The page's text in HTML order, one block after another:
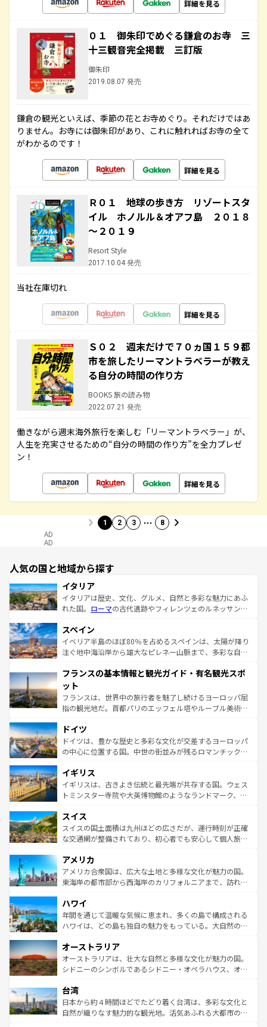
詳細を見る
０１ 御朱印でめぐる鎌倉のお寺 三
十三観音完全掲載 三訂版
御朱印
2019.08.07 発売
鎌倉の観光といえば、季節の花とお寺めぐり。それだけではあ
りません。お寺には御朱印があり、これに触れればお寺の全て
がわかるのです！
詳細を見る
Ｒ０１ 地球の歩き方 リゾートスタ
イル ホノルル＆オアフ島 ２０１８
～２０１９
Resort Style
2017.10.04 発売
当社在庫切れ
詳細を見る
Ｓ０２ 週末だけで７０ヵ国１５９都
市を旅したリーマントラベラーが教え
る自分の時間の作り方
BOOKS 旅の読み物
2022.07.21 発売
働きながら週末海外旅行を楽しむ「リーマントラベラー」が、
人生を充実させるための“自分の時間の作り方”を全力プレゼ
ン！
詳細を見る
1 2 3 … 8
AD
AD
人気の国と地域から探す
イタリア
イタリアは歴史、文化、グルメ、自然と多彩な魅力にあふ
れた国。 ローマの古代遺跡やフィレンツェのルネッサンス
ろん、トスカーナの美しい田園風景やアマルフィ海岸の絶
景など、自然景観も見逃せない。観光の合間には、本場の
ピザやパスタなど、絶品のイタリア料理を堪能することも
ませてくれるイタリアで、忘れられない旅をしてみよう！
なお、新着のイタリア情報は
しい。
スペイン
イベリア半島のほぼ80％を占めるスペインは、太陽が降り
注ぐ地中海沿岸から雄大なピレネー山脈まで、多彩な自然
文化が根付くこの国では、情熱的なフラメンコ、熱気あふ
れる闘牛、そして美味しいタパスが生活の一部となってい
る。首都マドリードの洗練された雰囲気や、バルセロナの
アートに溢れた街角から、地方では古代ローマ遺跡や中世
せる。地方によって風土や気候が異なるスペインはその個
性で訪れる人を魅了する。 なお、新着のスペイン情報は コ
ンテンツ一覧を参照してほしい。
フランスの基本情報と観光ガイド・有名観光スポ
ット
フランスは、世界中の旅行者を魅了し続けるヨーロッパ屈
指の観光地だ。首都パリのエッフェル塔やルーブル美術館
で、幅広い魅力が詰まっている。華麗な宮殿、歴史的な大
聖堂、美しいビーチ、そして豊かな自然が、訪れる者を心
から魅了する。また、フランスは美食の国としても知ら
いる。シャンパンの発祥地であるランス、プロヴァンスの
香り高いラベンダー畑など、多彩な楽しみ方が可能だ。さ
らに、パリ以外の地域にも魅力が溢れており、どの街角に
れる地方に足を運ぶとそれぞれで全く異なる文化を体験で
きるだろう。 なお、新着のフランス情報はコンテンツ一覧
を参照してほしい。
ドイツ
ドイツは、豊かな歴史と多彩な文化が交差するヨーロッパ
の中心に位置する国。中世の街並みが残るロマンチック街
顔を持つこの国は、どこを歩いても飽きることがない。ベ
ルリンの文化的活気、バイエルン州のアルプスの絶景、そ
してライン川沿いのワイン畑といった風景は必見。ビール
は、お酒好きな人にはぜひ体験してほしい。 なお、新着の
ドイツ情報はコンテンツ一覧を参照してほしい。
イギリス
イギリスは、古きよき伝統と最先端が共存する国。ウェス
トミンスター寺院や大英博物館のようなランドマーク、歴
リアごとに異なる魅力がある。また、優雅なアフタヌーン
ティー、ビール好きにはたまらない英国パブ、サッカー観
戦など、本場だからこそできる体験も豊富。イギリスを旅
ンツ一覧を参照してほしい。
スイス
スイスの国土面積は九州ほどの広さだが、運行時刻が正確
な交通網が整備されており、初心者でも安心して個人旅行
の建物がそのまま残る町や、スイスならではのユニークな
博物館もあり、アルプス観光だけでなく町歩きも満喫する
ことができる。国民の所得が高いため物価も高いが、旅行
ば市内交通費無料で観光を楽しむこともできる。 なお、新
着のスイス情報はコンテンツ一覧 を参照してほしい。
アメリカ
アメリカ合衆国は、広大な土地と多様な文化が魅力の国。
東海岸の都市部から西海岸のカリフォルニアまで、訪れる
のような巨大都市は、観光、ショッピング、エンターテイ
ンメントが詰まった刺激的なスポットだ。一方、アメリカ
西部には大自然が広がり、グランドキャニオンやイエロー
部のニューオーリンズでは、音楽と美食が融合した独特の
文化が魅力。旅行者はアメリカの各地域で異なる魅力を楽
しみながら、その多様性と豊かな歴史を感じることができ
ならではの贅沢な旅のスタイルだ。 なお、新着のアメリカ
情報はコンテンツ一覧を参照してほしい。
ハワイ
年間を通じて温暖な気候に恵まれ、多くの島で構成される
ハワイは、どの島も独自の魅力をもっている。大自然の神
ワイ島は見逃せない。また、定番の観光地といえばオアフ
島だが、静かな自然を求めるならマウイ島やカウアイ島が
おすすめ。エメラルドグリーンに輝く海をはじめ、豊かな
れるおもてなしの心で訪れる人々を迎えてくれるハワイの
人々、おいしいローカルフードやハワイアンミュージッ
ク、伝統的なフラダンスなど、すべてがハワイの魅力を彩
オーストラリア
オーストラリアは、壮大な自然と多様な文化が魅力の国。
シドニーのシンボルであるシドニー・オペラハウス、オー
リアリーフや大陸中央部にそびえるウルル（エアーズロッ
ク）、タスマニアの美しい原生林やケアンズの熱帯雨林な
ど、見どころがたくさん。また、カフェやワイン、オージ
台湾
日本から約４時間ほどでたどり着く台湾は、多彩な文化と
自然が織りなす魅力的な観光地。活気あふれる大都市の台